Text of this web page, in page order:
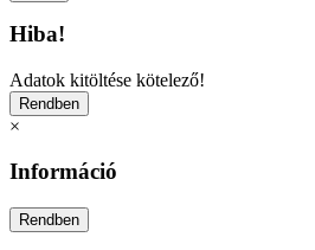
Hiba!
Adatok kitöltése kötelező!
×
Információ